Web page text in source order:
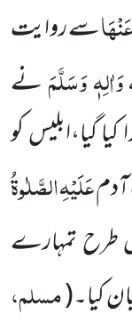
سے روایت
وَاٰلِہٖ وَسَلَّمَنے
گیا،ابلیس کو
عَلَیْہِالصَّلٰوۃُ
طرح تمہارے
کیا۔(مسلم،